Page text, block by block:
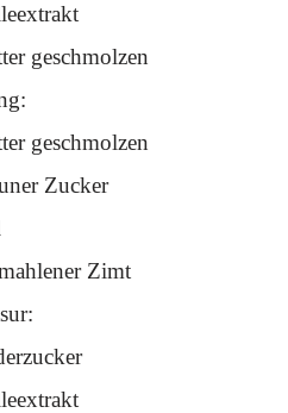
geschmolzen
geschmolzen
Zucker
Zimt